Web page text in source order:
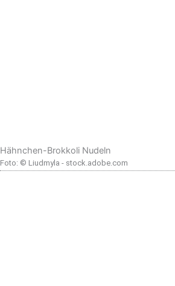
Hähnchen-Brokkoli Nudeln
Foto: © Liudmyla - stock.adobe.com